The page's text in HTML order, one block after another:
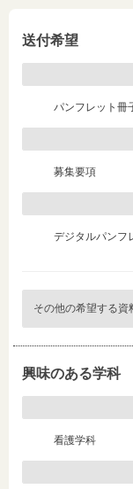
送付希望
パンフレット冊
募集要項
デジタルパンフ
興味のある学科
看護学科